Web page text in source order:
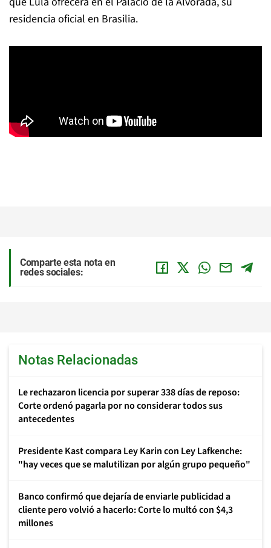
residencia oficial en Brasilia.
Comparte esta nota en
redes sociales:
Notas Relacionadas
Le rechazaron licencia por superar 338 días de reposo:
Corte ordenó pagarla por no considerar todos sus
antecedentes
Presidente Kast compara Ley Karin con Ley Lafkenche:
"hay veces que se malutilizan por algún grupo pequeño"
Banco confirmó que dejaría de enviarle publicidad a
cliente pero volvió a hacerlo: Corte lo multó con $4,3
millones